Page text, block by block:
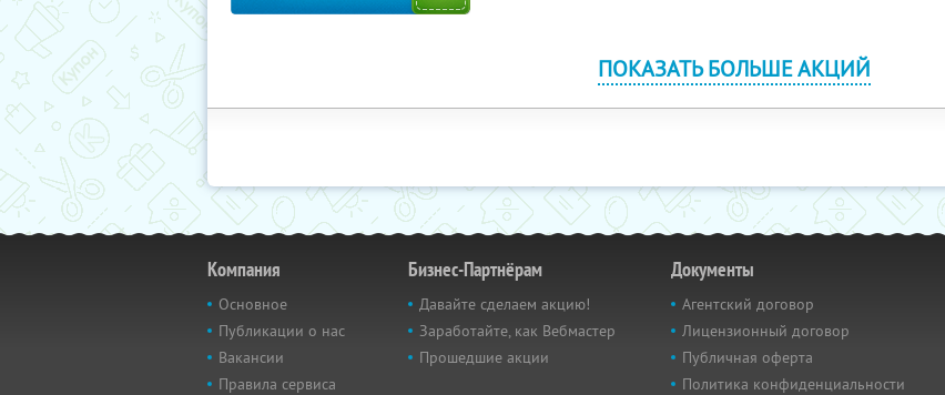
ПОКАЗАТЬ БОЛЬШЕ АКЦИЙ
Компания
Основное
Публикации о нас
Вакансии
Правила сервиса
Бизнес-Партнёрам
Давайте сделаем акцию!
Заработайте, как Вебмастер
Прошедшие акции
Документы
Агентский договор
Лицензионный договор
Публичная оферта
Политика конфиденциальности